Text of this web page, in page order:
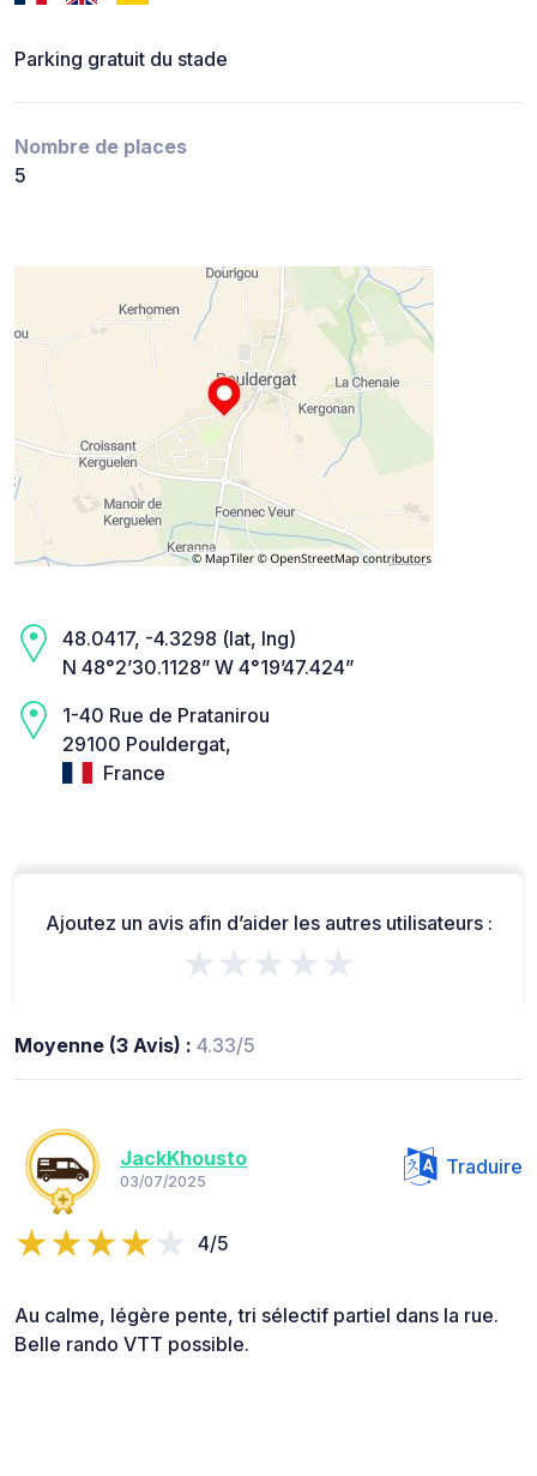
Parking gratuit du stade
Nombre de places
5
48.0417, -4.3298 (lat, lng)
N 48°2’30.1128” W 4°19’47.424”
1-40 Rue de Pratanirou
29100 Pouldergat,
France
Ajoutez un avis afin d’aider les autres utilisateurs :
★★★★★
Moyenne (3 Avis) : 4.33/5
JackKhousto
03/07/2025
Traduire
4/5
Au calme, légère pente, tri sélectif partiel dans la rue.
Belle rando VTT possible.